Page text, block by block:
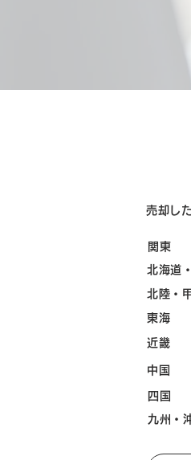
売却し
関東
北海道
北陸・
東海
近畿
中国
四国
九州・